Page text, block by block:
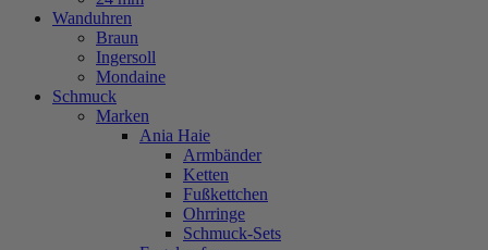
Wanduhren
Braun
Ingersoll
Mondaine
Schmuck
Marken
Ania Haie
Armbänder
Ketten
Fußkettchen
Ohrringe
Schmuck-Sets